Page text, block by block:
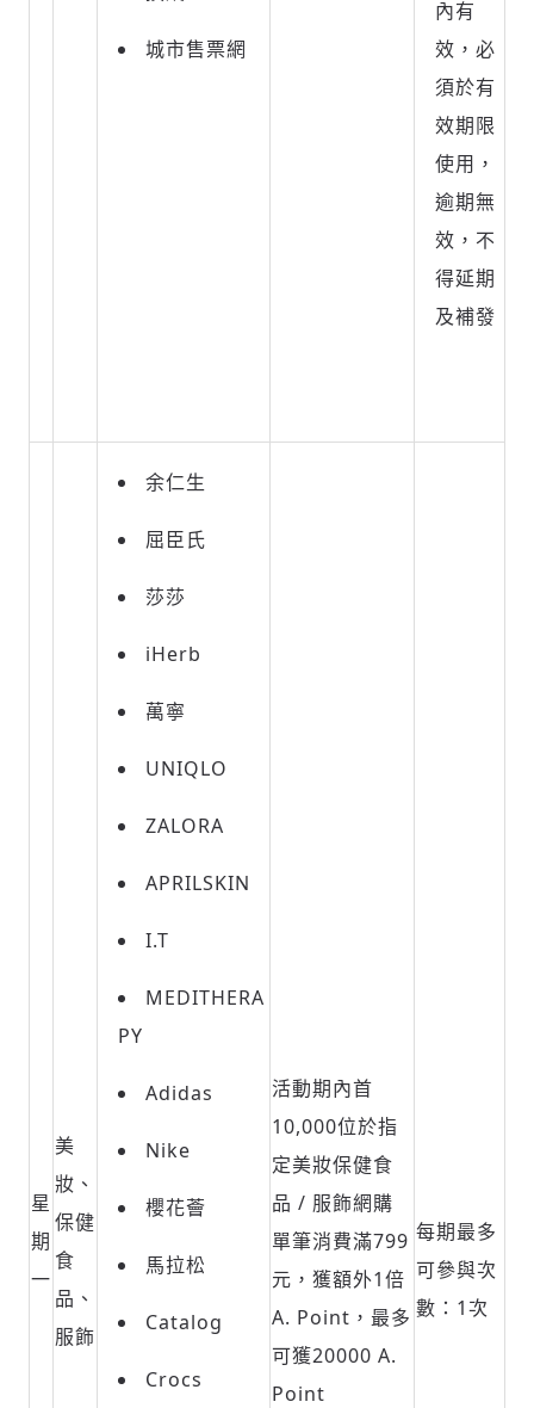
城市售票網
內有
效，必
須於有
效期限
使用，
逾期無
效，不
得延期
及補發
星
期
一
美
妝、
保健
食
品、
服飾
余仁生
屈臣氏
莎莎
iHerb
萬寧
UNIQLO
ZALORA
APRILSKIN
I.T
MEDITHERA
PY
Adidas
Nike
櫻花薈
馬拉松
Catalog
Crocs
活動期內首
10,000位於指
定美妝保健食
品 / 服飾網購
單筆消費滿799
元，獲額外1倍
A. Point，最多
可獲20000 A.
Point
每期最多
可參與次
數：1次